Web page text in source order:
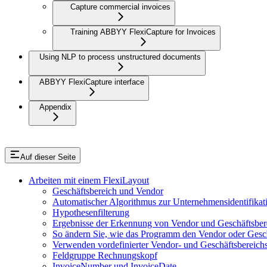
Capture commercial invoices
Training ABBYY FlexiCapture for Invoices
Using NLP to process unstructured documents
ABBYY FlexiCapture interface
Appendix
Auf dieser Seite
Arbeiten mit einem FlexiLayout
Geschäftsbereich und Vendor
Automatischer Algorithmus zur
Hypothesenfilterung
Ergebnisse der Erkennung von Vendor und
So ändern Sie, wie das Programm den Vendor oder
Verwenden vordefinierter Vendor- und
Feldgruppe Rechnungskopf